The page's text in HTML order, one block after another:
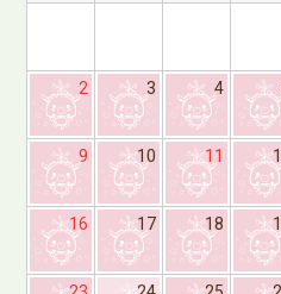
2 3 4
9 10 11
16 17 18